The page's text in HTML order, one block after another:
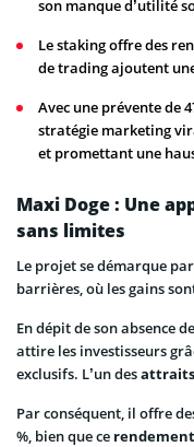
son manque d’utilité
Le staking offre des
de trading ajoutent
Avec une prévente de
stratégie marketing
et promettant une
Maxi Doge : Une
sans limites
Le projet se démarque
barrières, où les gains
En dépit de son absence
attire les investisseurs
exclusifs. L’un des
Par conséquent, il offre
%, bien que ce